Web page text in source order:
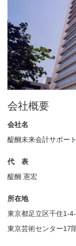
会社概要
会社名
醍醐未来会計サポー
代 表
醍醐 憲宏
所在地
東京都足立区千住1-4-
東京芸術センター17